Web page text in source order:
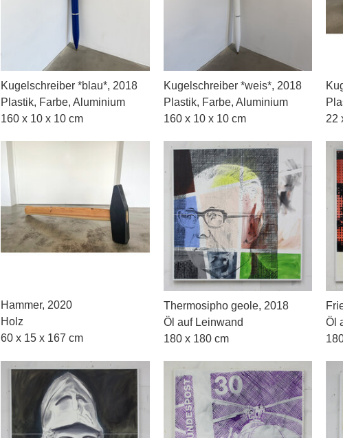
Kugelschreiber *blau*, 2018
Plastik, Farbe, Aluminium
160 x 10 x 10 cm
Kugelschreiber *weis*, 2018
Plastik, Farbe, Aluminium
160 x 10 x 10 cm
22
Hammer, 2020
Holz
60 x 15 x 167 cm
Thermosipho geole, 2018
Öl auf Leinwand
180 x 180 cm
Öl